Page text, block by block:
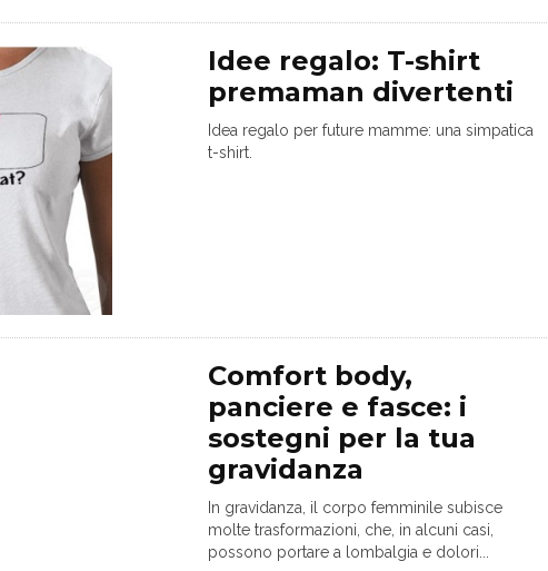
Idee regalo: T-shirt
premaman divertenti
Idea regalo per future mamme: una simpatica
t-shirt.
Comfort body,
panciere e fasce: i
sostegni per la tua
gravidanza
In gravidanza, il corpo femminile subisce
molte trasformazioni, che, in alcuni casi,
possono portare a lombalgia e dolori...